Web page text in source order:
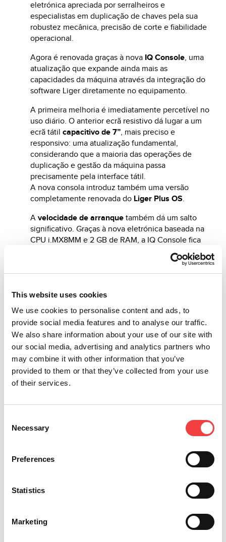
This website uses cookies
We use cookies to personalise content and ads, to
provide social media features and to analyse our traffic.
We also share information about your use of our site with
our social media, advertising and analytics partners who
may combine it with other information that you’ve
provided to them or that they’ve collected from your use
of their services.
Selection
Necessary
Preferences
Statistics
Marketing
eletrónica apreciada por serralheiros e
especialistas em duplicação de chaves pela sua
robustez mecânica, precisão de corte e fiabilidade
operacional.
Agora é renovada graças à nova IQ Console, uma
atualização que expande ainda mais as
capacidades da máquina através da integração do
software Liger diretamente no equipamento.
A primeira melhoria é imediatamente percetível no
uso diário. O anterior ecrã resistivo dá lugar a um
ecrã tátil capacitivo de 7”, mais preciso e
responsivo: uma atualização fundamental,
considerando que a maioria das operações de
duplicação e gestão da máquina passa
precisamente pela interface tátil.
A nova consola introduz também uma versão
completamente renovada do Liger Plus OS.
A velocidade de arranque também dá um salto
significativo. Graças à nova eletrónica baseada na
CPU i.MX8MM e 2 GB de RAM, a IQ Console fica
operacional em menos de 30 segundos após o
arranque, oferecendo uma gestão de dados mais
fluida e estável mesmo durante longas sessões de
máquinas Versa já instaladas. A atualização pode
ser realizada pelos nossos técnicos, permitindo aos
profissionais beneficiar das novas funcionalidades
sem necessidade de substituir a máquina
completa.
Com a IQ Console, a Versa não muda a sua
contacte um distribuidor Keyline para receber
todas as informações.
Outras notícias sugeridas